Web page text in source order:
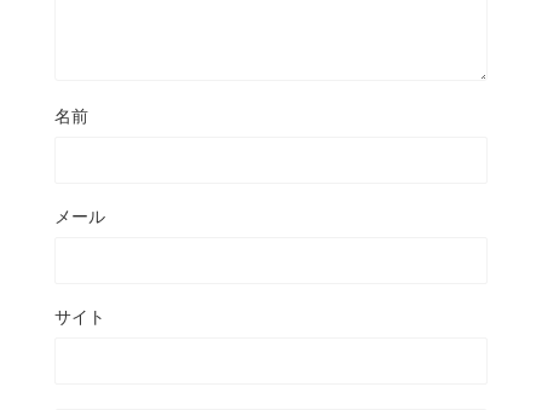
名前
メール
サイト